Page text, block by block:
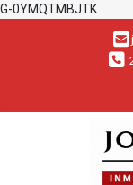
G-0YMQTMBJTK